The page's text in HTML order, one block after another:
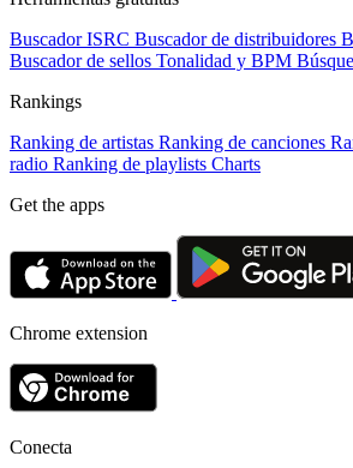
Buscador ISRC Buscador de distribuidores
Buscador de sellos Tonalidad y BPM
Rankings
Ranking de artistas Ranking de canciones
radio Ranking de playlists Charts
Get the apps
Chrome extension
Conecta